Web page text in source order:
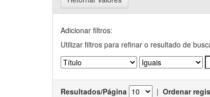
Adicionar filtros:
Utilizar filtros para refinar o resultado de
Resultados/Página | Ordenar